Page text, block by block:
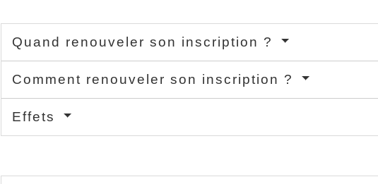
Quand renouveler son inscription ?
Comment renouveler son inscription ?
Effets